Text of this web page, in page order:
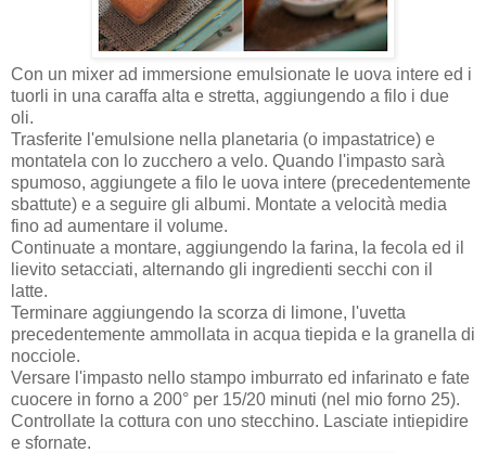
Con un mixer ad immersione emulsionate le uova intere ed i
tuorli in una caraffa alta e stretta, aggiungendo a filo i due
oli.
Trasferite l'emulsione nella planetaria (o impastatrice) e
montatela con lo zucchero a velo. Quando l'impasto sarà
spumoso, aggiungete a filo le uova intere (precedentemente
sbattute) e a seguire gli albumi. Montate a velocità media
fino ad aumentare il volume.
Continuate a montare, aggiungendo la farina, la fecola ed il
lievito setacciati, alternando gli ingredienti secchi con il
latte.
Terminare aggiungendo la scorza di limone, l'uvetta
precedentemente ammollata in acqua tiepida e la granella di
nocciole.
Versare l'impasto nello stampo imburrato ed infarinato e fate
cuocere in forno a 200° per 15/20 minuti (nel mio forno 25).
Controllate la cottura con uno stecchino. Lasciate intiepidire
e sfornate.